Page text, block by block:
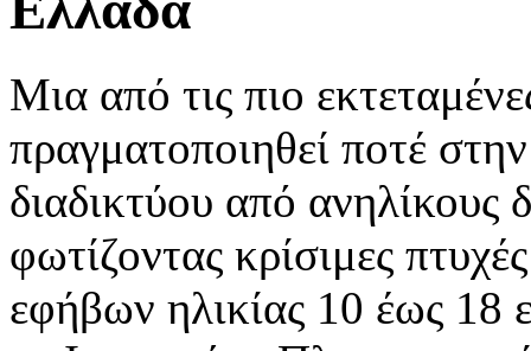
Μια από τις πιο
πραγματοποιηθεί ποτέ
διαδικτύου από
φωτίζοντας κρίσιμες
εφήβων ηλικίας 10 έως 18